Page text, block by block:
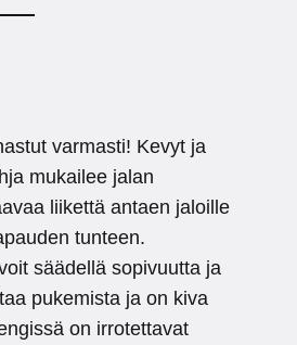
varmasti! Kevyt ja
mukailee jalan
liikettä antaen jaloille
tunteen.
säädellä sopivuutta ja
pukemista ja on kiva
on irrotettavat